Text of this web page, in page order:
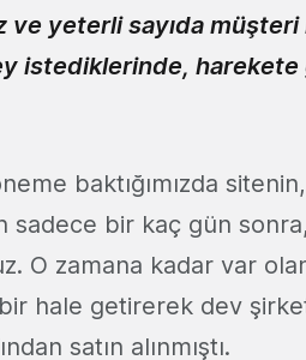
ve yeterli sayıda
istediklerinde, harekete
baktığımızda
sadece bir kaç gün
O zamana kadar var
bir hale getirerek dev
satın alınmıştı.